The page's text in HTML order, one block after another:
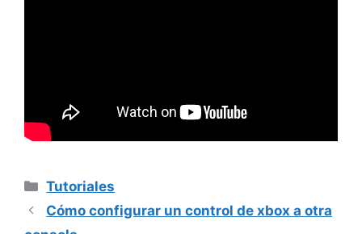
Categorías
Tutoriales
Cómo configurar un control de xbox a otra